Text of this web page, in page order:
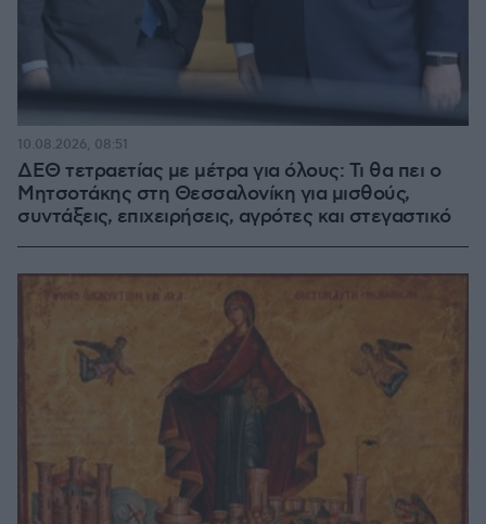
ΔΕΘ τετραετίας με μέτρα για όλους: Τι θα πει ο
Μητσοτάκης στη Θεσσαλονίκη για μισθούς,
συντάξεις, επιχειρήσεις, αγρότες και στεγαστικό
10.08.2026, 08:51